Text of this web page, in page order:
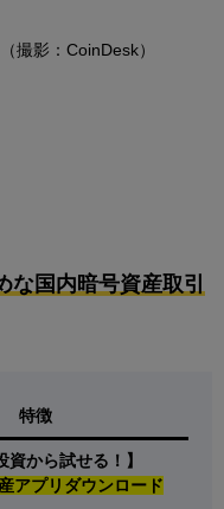
撮影：CoinDesk）
国内暗号資産取引
特徴
から試せる！】
アプリダウンロード